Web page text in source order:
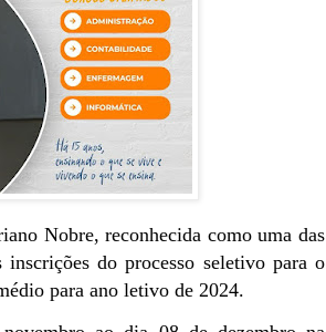
Nobre, reconhecida como uma das
do processo seletivo para o
para ano letivo de 2024.